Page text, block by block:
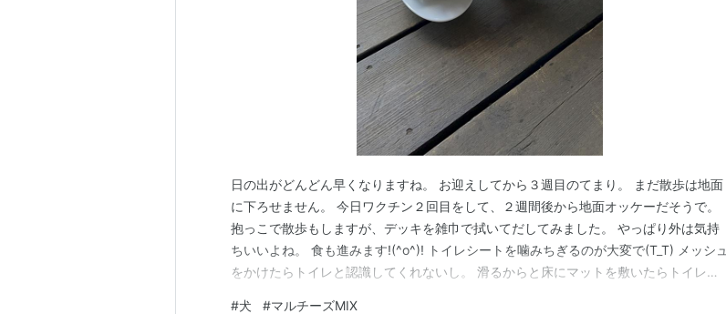
日の出がどんどん早くなりますね。 お迎えしてから３週目のてまり。 まだ散歩は地面
に下ろせません。 今日ワクチン２回目をして、２週間後から地面オッケーだそうで。
抱っこで散歩もしますが、デッキを雑巾で拭いてだしてみました。 やっぱり外は気持
ちいいよね。 食も進みます!(^o^)! トイレシートを噛みちぎるのが大変で(T_T) メッシュ
をかけたらトイレと認識してくれないし。 滑るからと床にマットを敷いたらトイレと
#犬 #マルチーズMIX